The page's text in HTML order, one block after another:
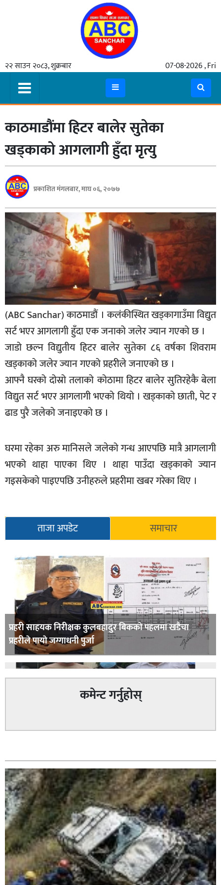
२२ साउन २०८३, शुक्रबार 07-08-2026 , Fri
समाचार
मुख्य
समाचार
कुटनीती
अर्थ
रसरङ्ग
यौन/
स्वास्थ्य
भिडियो
बिशेष
भिडियो
पत्रपत्रिका
खेलकुद
बिश्व
अचम्म
दुनिया
बिचार
कुराकानी
जीवनशैली
सूचना-
प्रवधि
काठमाडौंमा हिटर बालेर सुतेका
खड्काको आगलागी हुँदा मृत्यु
प्रकाशित मंगलबार, माघ ०६, २०७७
(ABC Sanchar) काठमाडौं । कलंकीस्थित खड्कागाउँमा विद्युत
सर्ट भएर आगलागी हुँदा एक जनाको जलेर ज्यान गएको छ ।
जाडो छल्न विद्युतीय हिटर बालेर सुतेका ८६ वर्षका शिवराम
खड्काको जलेर ज्यान गएको प्रहरीले जनाएको छ ।
आफ्नै घरको दोस्रो तलाको कोठामा हिटर बालेर सुतिरहेकै बेला
विद्युत सर्ट भएर आगलागी भएको थियो । खड्काको छाती, पेट र
ढाड पुरै जलेको जनाइएको छ ।
घरमा रहेका अरु मानिसले जलेको गन्ध आएपछि मात्रै आगलागी
भएको थाहा पाएका थिए । थाहा पाउँदा खड्काको ज्यान
गइसकेको पाइएपछि उनीहरुले प्रहरीमा खबर गरेका थिए ।
ताजा अपडेट समाचार
प्रहरी साहयक निरीक्षक कुलबहादुर बिककाे पहलमा खडैचा
प्रहरीले पायाे जग्गाधनी पुर्जा
भिक्षा मागेर कारमा घुम्ने बाबाहरूलाई दाङ प्रहरीले पक्राउ,भारत
फर्कने सर्तमा रिहा,
कमेन्ट गर्नुहोस्